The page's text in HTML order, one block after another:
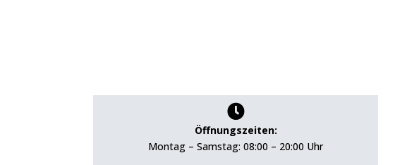

Öffnungszeiten:
Montag – Samstag: 08:00 – 20:00 Uhr